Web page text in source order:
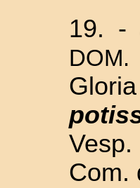
19. -
Com.